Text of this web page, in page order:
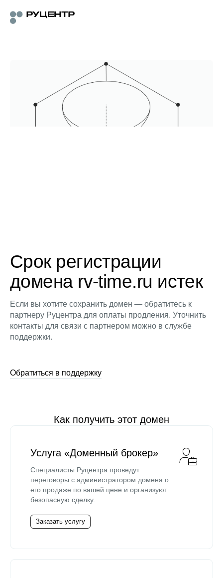
Срок регистрации
домена rv-time.ru истек
Если вы хотите сохранить домен — обратитесь к
партнеру Руцентра для оплаты продления. Уточнить
контакты для связи с партнером можно в службе
поддержки.
Обратиться в поддержку
Как получить этот домен
Услуга «Доменный брокер»
Специалисты Руцентра проведут
переговоры с администратором домена о
его продаже по вашей цене и организуют
безопасную сделку.
Заказать услугу